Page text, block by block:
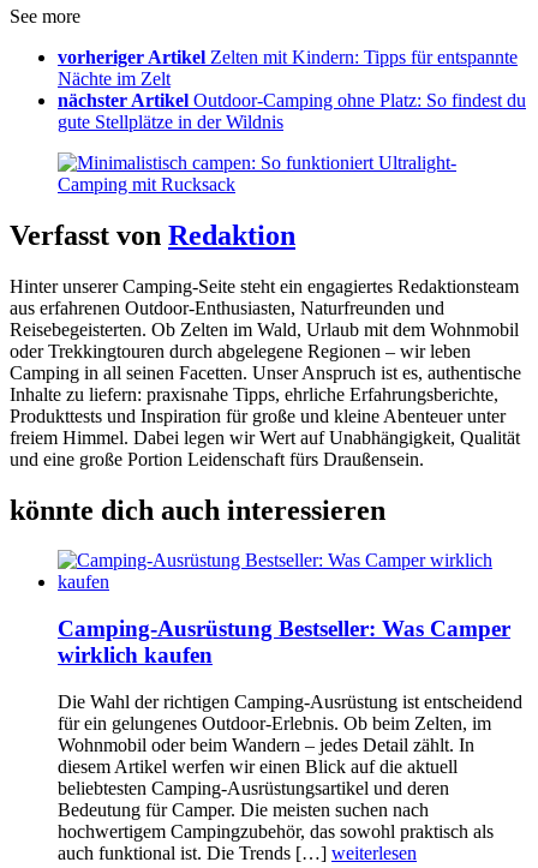
See more
vorheriger Artikel Zelten mit Kindern: Tipps für entspannte
Nächte im Zelt
nächster Artikel Outdoor-Camping ohne Platz: So findest du
gute Stellplätze in der Wildnis
Verfasst von Redaktion
Hinter unserer Camping-Seite steht ein engagiertes Redaktionsteam
aus erfahrenen Outdoor-Enthusiasten, Naturfreunden und
Reisebegeisterten. Ob Zelten im Wald, Urlaub mit dem Wohnmobil
oder Trekkingtouren durch abgelegene Regionen – wir leben
Camping in all seinen Facetten. Unser Anspruch ist es, authentische
Inhalte zu liefern: praxisnahe Tipps, ehrliche Erfahrungsberichte,
Produkttests und Inspiration für große und kleine Abenteuer unter
freiem Himmel. Dabei legen wir Wert auf Unabhängigkeit, Qualität
und eine große Portion Leidenschaft fürs Draußensein.
könnte dich auch interessieren
Camping-Ausrüstung Bestseller: Was Camper
wirklich kaufen
Die Wahl der richtigen Camping-Ausrüstung ist entscheidend
für ein gelungenes Outdoor-Erlebnis. Ob beim Zelten, im
Wohnmobil oder beim Wandern – jedes Detail zählt. In
diesem Artikel werfen wir einen Blick auf die aktuell
beliebtesten Camping-Ausrüstungsartikel und deren
Bedeutung für Camper. Die meisten suchen nach
hochwertigem Campingzubehör, das sowohl praktisch als
auch funktional ist. Die Trends […] weiterlesen